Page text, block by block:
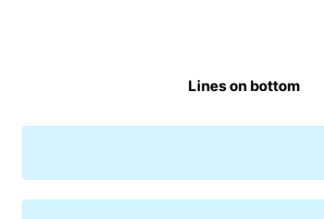
Lines on bottom